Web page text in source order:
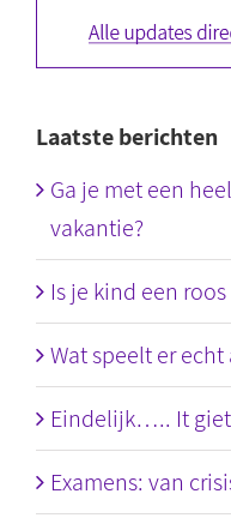
Laatste berichten
Ga je met een
vakantie?
Is je kind een
Wat speelt er
Eindelijk….. It
Examens: van